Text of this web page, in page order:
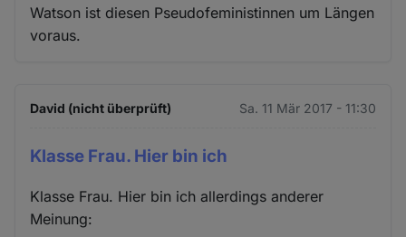
Watson ist diesen Pseudofeministinnen um Längen
voraus.
David (nicht überprüft) Sa. 11 Mär 2017 - 11:30
Klasse Frau. Hier bin ich
Klasse Frau. Hier bin ich allerdings anderer
Meinung: